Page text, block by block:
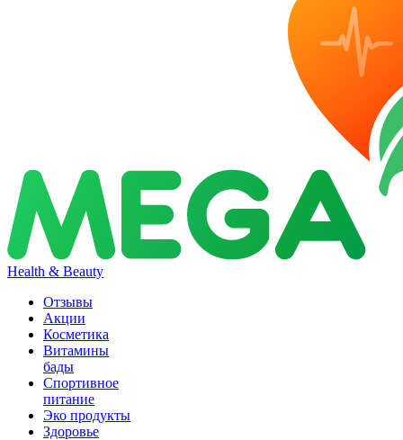
Health & Beauty
Отзывы
Акции
Косметика
Витамины
бады
Спортивное
питание
Эко продукты
Здоровье